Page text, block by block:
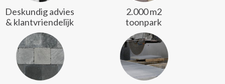
Deskundig advies
& klantvriendelijk
2.000 m2
toonpark